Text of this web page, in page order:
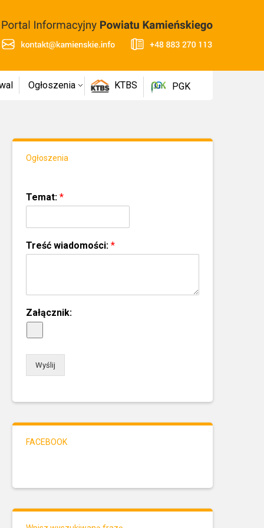
Ogłoszenia KTBS PGK
Ogłoszenia
Temat: *
Treść wiadomości: *
Załącznik:
Wyślij
FACEBOOK